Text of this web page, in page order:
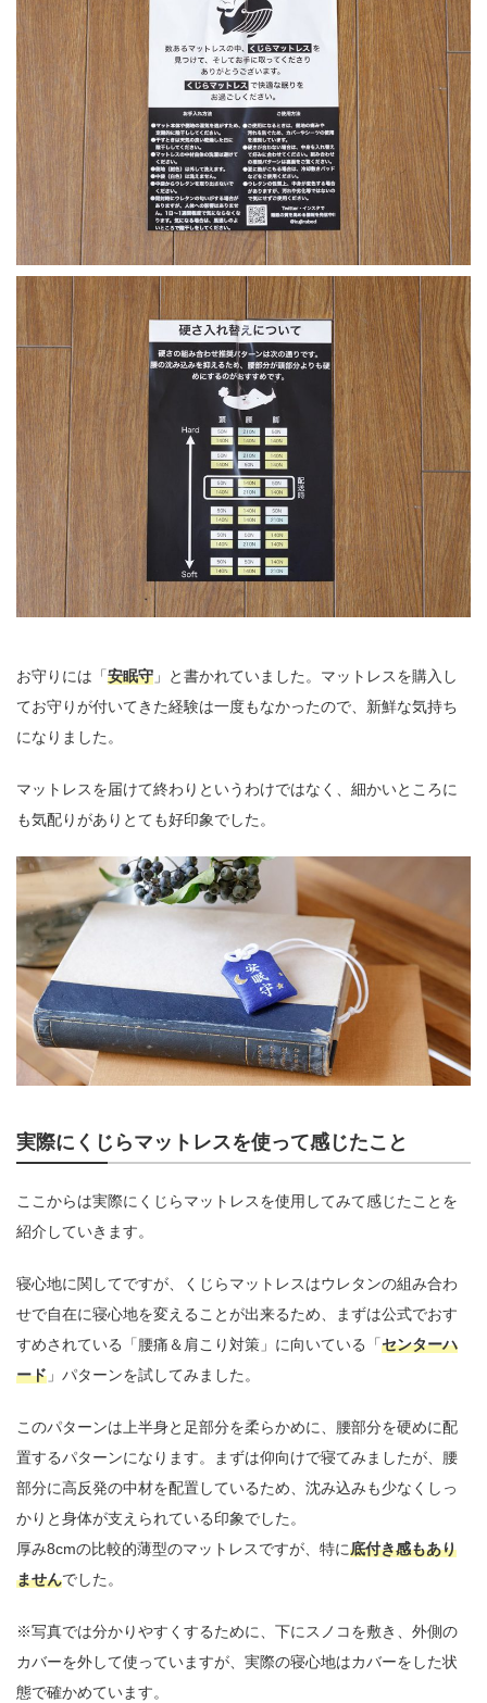
お守りには「安眠守 」と書かれていました。マットレスを購入し
てお守りが付いてきた経験は一度もなかったので、新鮮な気持ち
になりました。
マットレスを届けて終わりというわけではなく、細かいところに
も気配りがありとても好印象でした。
実際にくじらマットレスを使って感じたこと
ここからは実際にくじらマットレスを使用してみて感じたことを
紹介していきます。
寝心地に関してですが、くじらマットレスはウレタンの組み合わ
せで自在に寝心地を変えることが出来るため、まずは公式でおす
すめされている「腰痛＆肩こり対策」に向いている「センターハ
ード 」パターンを試してみました。
このパターンは上半身と足部分を柔らかめに、腰部分を硬めに配
置するパターンになります。まずは仰向けで寝てみましたが、腰
部分に高反発の中材を配置しているため、沈み込みも少なくしっ
かりと身体が支えられている印象でした。
厚み8cmの比較的薄型のマットレスですが、特に底付き感もあり
ませんでした。
※写真では分かりやすくするために、下にスノコを敷き、外側の
カバーを外して使っていますが、実際の寝心地はカバーをした状
態で確かめています。